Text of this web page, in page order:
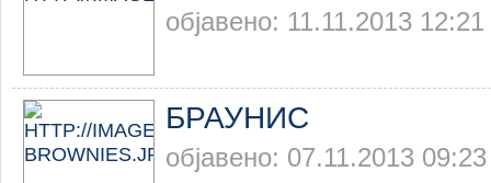
објавено: 11.11.2013 12:21
БРАУНИС
објавено: 07.11.2013 09:23